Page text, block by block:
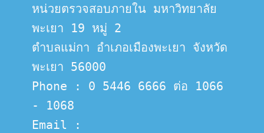
หน่วยตรวจสอบภายใน มหาวิทยาลัย
พะเยา 19 หมู่ 2
ตำบลแม่กา อำเภอเมืองพะเยา จังหวัด
พะเยา 56000
Phone : 0 5446 6666 ต่อ 1066
- 1068
Email :